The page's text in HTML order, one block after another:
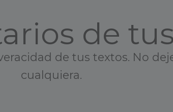
de
de tus textos. No
cualquiera.